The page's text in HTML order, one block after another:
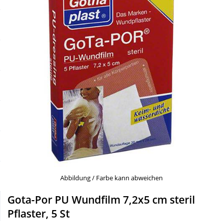
Gratis dazu
Schnäppchen
Täglich gut versorgt
Bio & Genuss
Körperpflege & Kosmetik
Liebe & Erotik
Mutter & Kind
Nahrungsergänzung
Natur & Homöopathie
Abbildung / Farbe kann abweichen
Gota-Por PU Wundfilm 7,2x5 cm steril
Pflaster, 5 St